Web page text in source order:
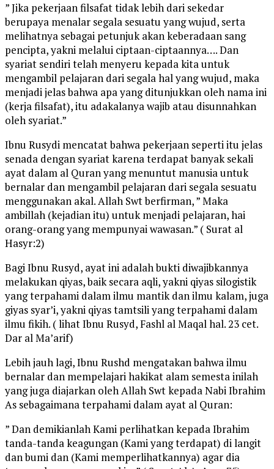
” Jika pekerjaan filsafat tidak lebih dari sekedar
berupaya menalar segala sesuatu yang wujud, serta
melihatnya sebagai petunjuk akan keberadaan sang
pencipta, yakni melalui ciptaan-ciptaannya…. Dan
syariat sendiri telah menyeru kepada kita untuk
mengambil pelajaran dari segala hal yang wujud, maka
menjadi jelas bahwa apa yang ditunjukkan oleh nama ini
(kerja filsafat), itu adakalanya wajib atau disunnahkan
oleh syariat.”
Ibnu Rusydi mencatat bahwa pekerjaan seperti itu jelas
senada dengan syariat karena terdapat banyak sekali
ayat dalam al Quran yang menuntut manusia untuk
bernalar dan mengambil pelajaran dari segala sesuatu
menggunakan akal. Allah Swt berfirman, ” Maka
ambillah (kejadian itu) untuk menjadi pelajaran, hai
orang-orang yang mempunyai wawasan.” ( Surat al
Hasyr:2)
Bagi Ibnu Rusyd, ayat ini adalah bukti diwajibkannya
melakukan qiyas, baik secara aqli, yakni qiyas silogistik
yang terpahami dalam ilmu mantik dan ilmu kalam, juga
giyas syar’i, yakni qiyas tamtsili yang terpahami dalam
ilmu fikih. ( lihat Ibnu Rusyd, Fashl al Maqal hal. 23 cet.
Dar al Ma’arif)
Lebih jauh lagi, Ibnu Rushd mengatakan bahwa ilmu
bernalar dan mempelajari hakikat alam semesta inilah
yang juga diajarkan oleh Allah Swt kepada Nabi Ibrahim
As sebagaimana terpahami dalam ayat al Quran:
” Dan demikianlah Kami perlihatkan kepada Ibrahim
tanda-tanda keagungan (Kami yang terdapat) di langit
dan bumi dan (Kami memperlihatkannya) agar dia